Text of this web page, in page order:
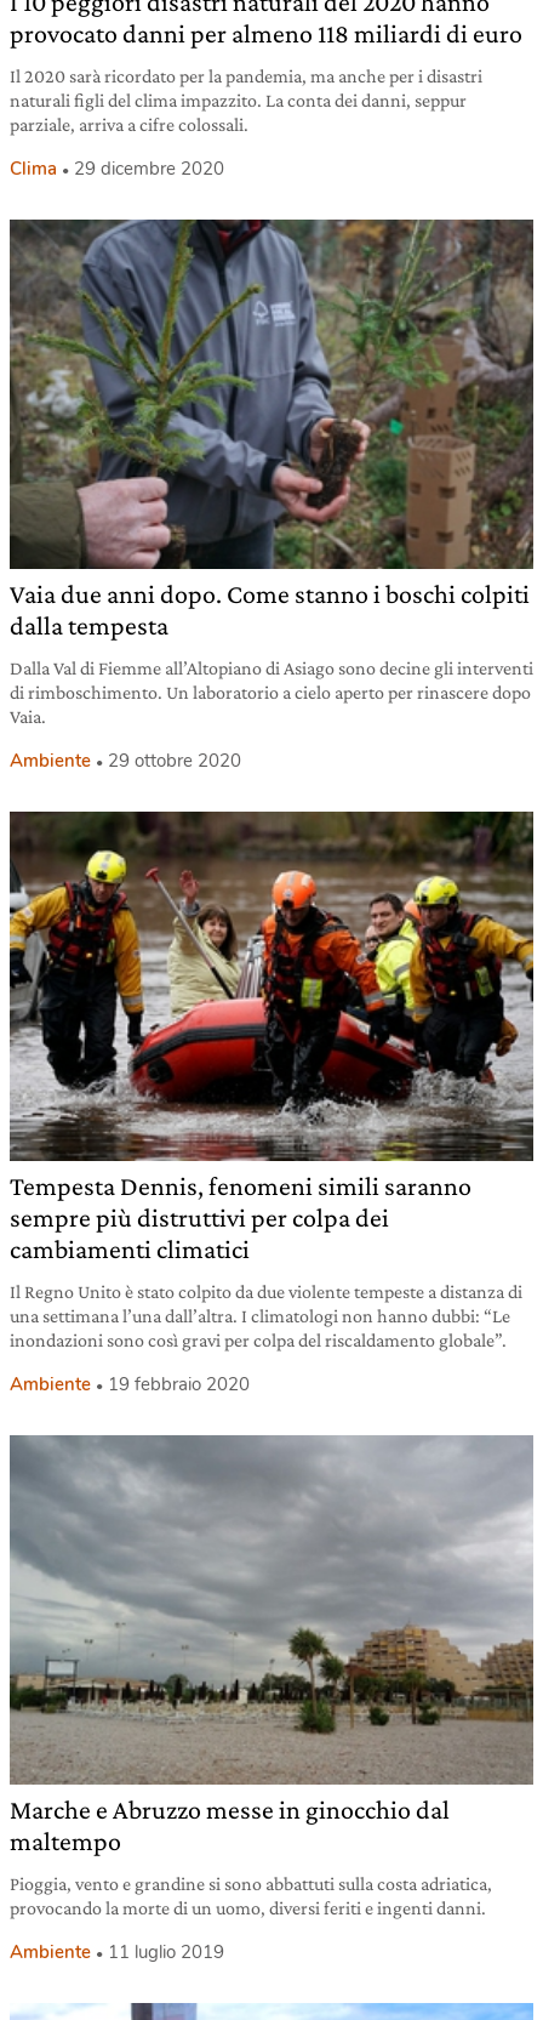
provocato danni per almeno 118 miliardi di euro
Il 2020 sarà ricordato per la pandemia, ma anche per i disastri
naturali figli del clima impazzito. La conta dei danni, seppur
parziale, arriva a cifre colossali.
Clima 29 dicembre 2020
Vaia due anni dopo. Come stanno i boschi colpiti
dalla tempesta
Dalla Val di Fiemme all’Altopiano di Asiago sono decine gli interventi
di rimboschimento. Un laboratorio a cielo aperto per rinascere dopo
Vaia.
Ambiente 29 ottobre 2020
Tempesta Dennis, fenomeni simili saranno
sempre più distruttivi per colpa dei
cambiamenti climatici
Il Regno Unito è stato colpito da due violente tempeste a distanza di
una settimana l’una dall’altra. I climatologi non hanno dubbi: “Le
inondazioni sono così gravi per colpa del riscaldamento globale”.
Ambiente 19 febbraio 2020
Marche e Abruzzo messe in ginocchio dal
maltempo
Pioggia, vento e grandine si sono abbattuti sulla costa adriatica,
provocando la morte di un uomo, diversi feriti e ingenti danni.
Ambiente 11 luglio 2019